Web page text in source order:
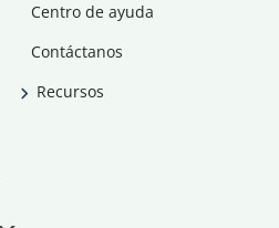
Centro de ayuda
Contáctanos
Recursos